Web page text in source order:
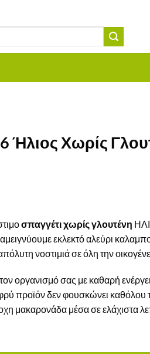
Ήλιος Χωρίς
σπαγγέτι χωρίς γλουτένη
εκλεκτό αλεύρι
νοστιμιά σε όλη την
οργανισμό σας με καθαρή
προϊόν δεν φουσκώνει καθόλου
μακαρονάδα μέσα σε ελάχιστα